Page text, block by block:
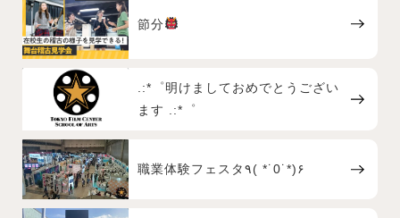
節分
.:*゜明けましておめでとうござい
ます .:*゜
職業体験フェスタ٩( *˙0˙*)۶